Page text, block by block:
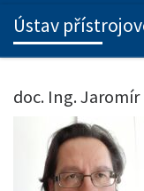
Skip to content
Ústav
doc. Ing. Jaromír